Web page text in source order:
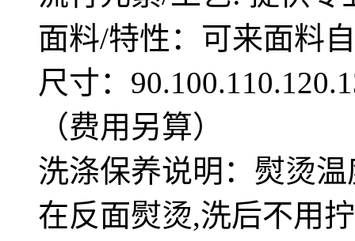
面料/特性：可来面料
尺寸：
（费用另算）
洗涤保养说明：熨烫
在反面熨烫,洗后不用